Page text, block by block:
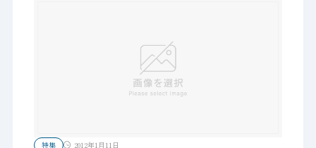
特集 2012年1月11日